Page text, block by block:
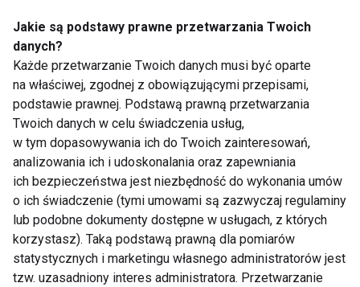
Słońce
6 zasad bezpiecznego
korzystania ze słońca
Przygotuj skórę na
spotkanie ze słońcem
Jakie są podstawy prawne przetwarzania Twoich
danych?
Każde przetwarzanie Twoich danych musi być oparte
na właściwej, zgodnej z obowiązującymi przepisami,
podstawie prawnej. Podstawą prawną przetwarzania
Twoich danych w celu świadczenia usług,
w tym dopasowywania ich do Twoich zainteresowań,
analizowania ich i udoskonalania oraz zapewniania
ich bezpieczeństwa jest niezbędność do wykonania umów
o ich świadczenie (tymi umowami są zazwyczaj regulaminy
lub podobne dokumenty dostępne w usługach, z których
korzystasz). Taką podstawą prawną dla pomiarów
statystycznych i marketingu własnego administratorów jest
tzw. uzasadniony interes administratora. Przetwarzanie